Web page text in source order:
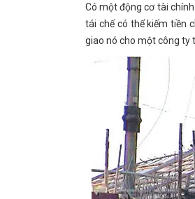
Có một động cơ tài
tái chế có thể kiếm tiền
giao nó cho một công ty